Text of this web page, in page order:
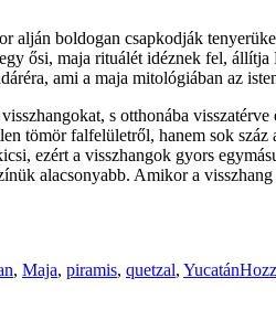
alján boldogan csapkodják
ősi, maja rituálét idéznek fel,
ami a maja mitológiában az
s otthonába
tömör falfelületről, hanem sok
ezért a visszhangok gyors
alacsonyabb. Amikor a
, Maja, piramis, quetzal, Yucatán